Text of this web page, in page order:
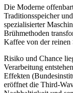
Die Moderne
Traditionsspeicher
spezialisierter
Brühmethoden
Kaffee von der reinen
Risiko und Chance
Verarbeitung
Effekten
eröffnet die Third-